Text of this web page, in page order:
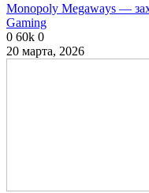
Monopoly Megaways —
Gaming
0 60k 0
20 марта, 2026